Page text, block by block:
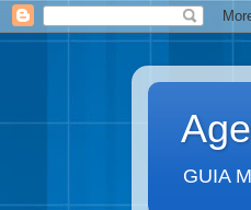
GUIA